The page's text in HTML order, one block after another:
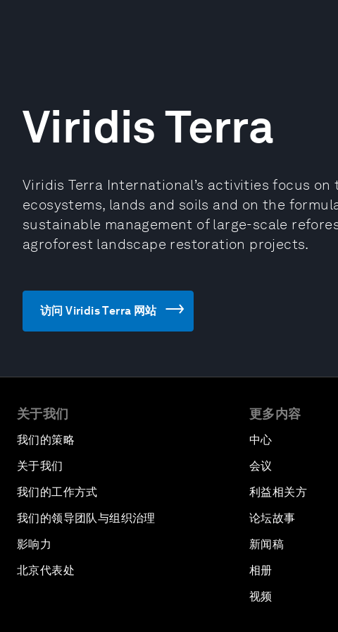
Viridis Terra
Viridis Terra International’s activities focus
ecosystems, lands and soils and on the
sustainable management of large-scale
agroforest landscape restoration projects.
访问 Viridis Terra 网站
关于我们
我们的策略
关于我们
我们的工作方式
我们的领导团队与组织治理
影响力
北京代表处
更多内容
中心
会议
利益相关方
论坛故事
新闻稿
相册
视频